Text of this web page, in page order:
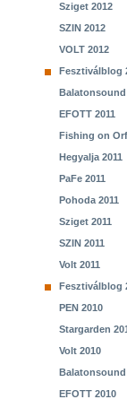
Sziget 2012
SZIN 2012
VOLT 2012
Fesztiválblog
Balatonsound
EFOTT 2011
Fishing on
Hegyalja 2011
PaFe 2011
Pohoda 2011
Sziget 2011
SZIN 2011
Volt 2011
Fesztiválblog
PEN 2010
Stargarden
Volt 2010
Balatonsound
EFOTT 2010